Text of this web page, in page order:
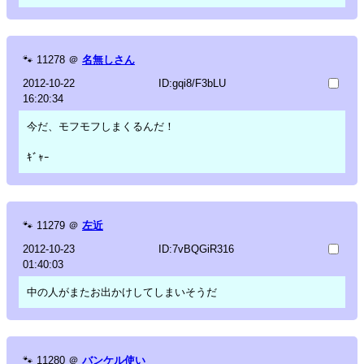
🐾 11278 ＠ 名無しさん
2012-10-22
16:20:34
ID:gqi8/F3bLU
今だ、モフモフしまくるんだ！
ｷﾞｬｰ
🐾 11279 ＠ 左近
2012-10-23
01:40:03
ID:7vBQGiR316
中の人がまたお出かけしてしまいそうだ
🐾 11280 ＠ バンケル使い